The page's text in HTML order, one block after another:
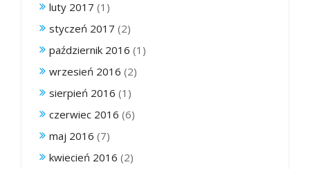
luty 2017 (1)
styczeń 2017 (2)
październik 2016 (1)
wrzesień 2016 (2)
sierpień 2016 (1)
czerwiec 2016 (6)
maj 2016 (7)
kwiecień 2016 (2)